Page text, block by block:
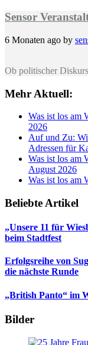
Sensor
6 Monaten ago by
Ob politischer
Mehr Aktuell:
Was ist los am
2026
Auf und Zu:
Adressen für
Was ist los am
August 2026
Was ist los am
Beliebte Artikel
„Unsere 11 für
beim Stadtfest
Erfolgsreihe von
die nächste Runde
„British Panto“ im
Bilder